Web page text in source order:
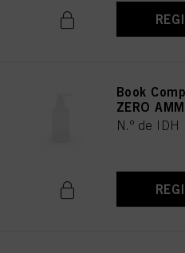
Book
ZERO
N.º de